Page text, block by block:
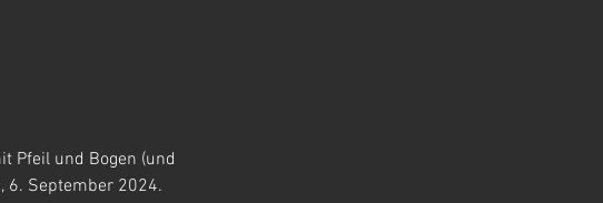
Pfeil und Bogen (und
6. September 2024.